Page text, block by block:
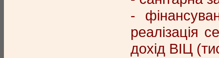
-
реалізація
дохід ВІЦ